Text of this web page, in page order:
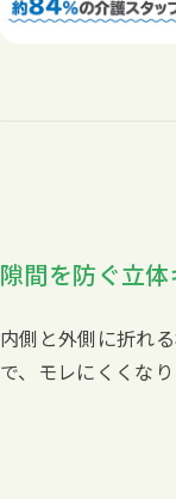
隙間を防ぐ立
内側と外側に折れ
で、モレにくくなり